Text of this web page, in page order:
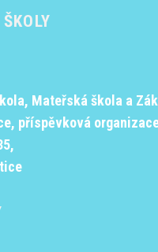
Mateřská škola a
příspěvková